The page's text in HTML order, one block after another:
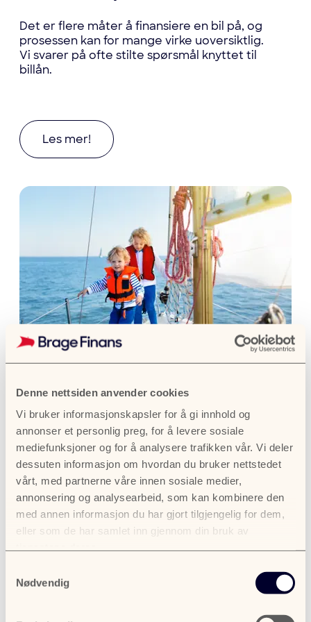
Denne nettsiden anvender cookies
Vi bruker informasjonskapsler for å gi innhold og
annonser et personlig preg, for å levere sosiale
mediefunksjoner og for å analysere trafikken vår. Vi deler
dessuten informasjon om hvordan du bruker nettstedet
vårt, med partnerne våre innen sosiale medier,
annonsering og analysearbeid, som kan kombinere den
med annen informasjon du har gjort tilgjengelig for dem,
eller som de har samlet inn gjennom din bruk av
Nødvendig
Det er flere måter å finansiere en bil på, og
prosessen kan for mange virke uoversiktlig.
Vi svarer på ofte stilte spørsmål knyttet til
billån.
Les mer om Ofte stilte spørsmål om billån
Les mer!
Drømmer du om å tilbringe sommeren på
sjøen? Er du usikker på hva du må passe på
når du søker båtlån til brukt båt? Vi i Brage
finans er her for å hjelpe deg på veien.
Les mer om Båtlån til brukt båt
Les mer!